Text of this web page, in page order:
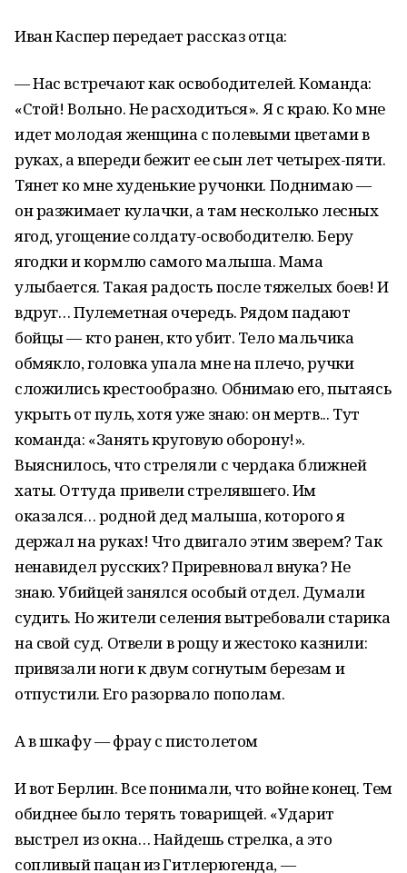
Иван Каспер передает рассказ отца:
— Нас встречают как освободителей. Команда:
«Стой! Вольно. Не расходиться». Я с краю. Ко мне
идет молодая женщина с полевыми цветами в
руках, а впереди бежит ее сын лет четырех-пяти.
Тянет ко мне худенькие ручонки. Поднимаю —
он разжимает кулачки, а там несколько лесных
ягод, угощение солдату-освободителю. Беру
ягодки и кормлю самого малыша. Мама
улыбается. Такая радость после тяжелых боев! И
вдруг… Пулеметная очередь. Рядом падают
бойцы — кто ранен, кто убит. Тело мальчика
обмякло, головка упала мне на плечо, ручки
сложились крестообразно. Обнимаю его, пытаясь
укрыть от пуль, хотя уже знаю: он мертв... Тут
команда: «Занять круговую оборону!».
Выяснилось, что стреляли с чердака ближней
хаты. Оттуда привели стрелявшего. Им
оказался… родной дед малыша, которого я
держал на руках! Что двигало этим зверем? Так
ненавидел русских? Приревновал внука? Не
знаю. Убийцей занялся особый отдел. Думали
судить. Но жители селения вытребовали старика
на свой суд. Отвели в рощу и жестоко казнили:
привязали ноги к двум согнутым березам и
отпустили. Его разорвало пополам.
А в шкафу — фрау с пистолетом
И вот Берлин. Все понимали, что войне конец. Тем
обиднее было терять товарищей. «Ударит
выстрел из окна… Найдешь стрелка, а это
сопливый пацан из Гитлерюгенда, —